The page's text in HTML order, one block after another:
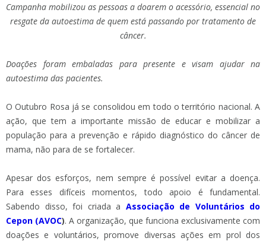
Campanha mobilizou as pessoas a doarem o acessório, essencial no
resgate da autoestima de quem está passando por tratamento de
câncer.
Doações foram embaladas para presente e visam ajudar na
autoestima das pacientes.
O Outubro Rosa já se consolidou em todo o território nacional. A
ação, que tem a importante missão de educar e mobilizar a
população para a prevenção e rápido diagnóstico do câncer de
mama, não para de se fortalecer.
Apesar dos esforços, nem sempre é possível evitar a doença.
Para esses difíceis momentos, todo apoio é fundamental.
Sabendo disso, foi criada a Associação de Voluntários do
Cepon (AVOC). A organização, que funciona exclusivamente com
doações e voluntários, promove diversas ações em prol dos